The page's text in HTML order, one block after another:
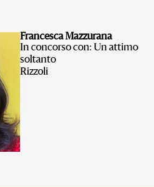
Francesca Mazzurana
In concorso con: Un attimo
soltanto
Rizzoli